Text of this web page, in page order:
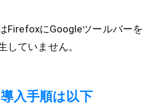
FirefoxにGoogleツールバー
していません。
導入手順は以下